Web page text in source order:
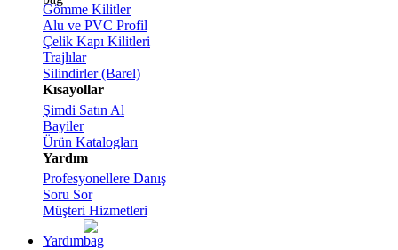
Gömme Kilitler
Alu ve PVC Profil
Çelik Kapı Kilitleri
Trajlılar
Silindirler (Barel)
Kısayollar
Şimdi Satın Al
Bayiler
Ürün Katalogları
Yardım
Profesyonellere Danış
Soru Sor
Müşteri Hizmetleri
Yardım